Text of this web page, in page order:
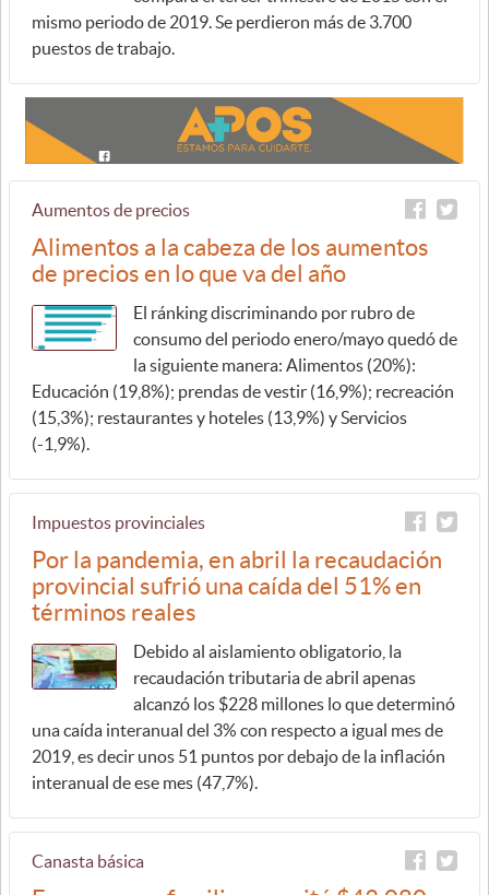
mismo periodo de 2019. Se perdieron más de 3.700
puestos de trabajo.
Aumentos de precios
Alimentos a la cabeza de los aumentos
de precios en lo que va del año
El ránking discriminando por rubro de
consumo del periodo enero/mayo quedó de
la siguiente manera: Alimentos (20%):
Educación (19,8%); prendas de vestir (16,9%); recreación
(15,3%); restaurantes y hoteles (13,9%) y Servicios
(-1,9%).
Impuestos provinciales
Por la pandemia, en abril la recaudación
provincial sufrió una caída del 51% en
términos reales
Debido al aislamiento obligatorio, la
recaudación tributaria de abril apenas
alcanzó los $228 millones lo que determinó
una caída interanual del 3% con respecto a igual mes de
2019, es decir unos 51 puntos por debajo de la inflación
interanual de ese mes (47,7%).
Canasta básica